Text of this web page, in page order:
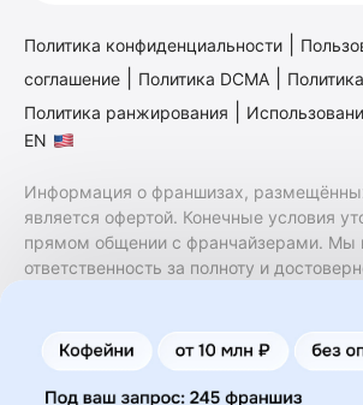
Политика конфиденциальности
соглашение
Политика DCMA
Политика ранжирования
EN
Информация о франшизах,
является офертой. Конечные условия
прямом общении с франчайзерами. Мы
ответственность за полноту и
финансовые услуги. Заключение
коммерческой концессии
правообладателями/их